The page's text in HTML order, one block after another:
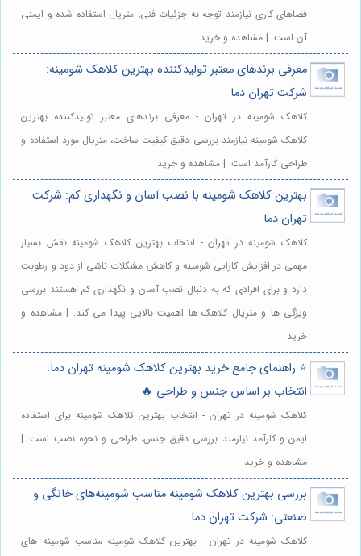
فضاهای کاری نیازمند توجه به جزئیات فنی، متریال استفاده شده و ایمنی
آن است. | مشاهده و خرید
معرفی برندهای معتبر تولیدکننده بهترین کلاهک شومینه:
شرکت تهران دما
کلاهک شومینه در تهران - معرفی برندهای معتبر تولیدکننده بهترین
کلاهک شومینه نیازمند بررسی دقیق کیفیت ساخت، متریال مورد استفاده و
طراحی کارآمد است. | مشاهده و خرید
بهترین کلاهک شومینه با نصب آسان و نگهداری کم: شرکت
تهران دما
کلاهک شومینه در تهران - انتخاب بهترین کلاهک شومینه نقش بسیار
مهمی در افزایش کارایی شومینه و کاهش مشکلات ناشی از دود و رطوبت
دارد و برای افرادی که به دنبال نصب آسان و نگهداری کم هستند بررسی
ویژگی ها و متریال کلاهک ها اهمیت بالایی پیدا می کند. | مشاهده و
خرید
⭐️ راهنمای جامع خرید بهترین کلاهک شومینه تهران دما:
انتخاب بر اساس جنس و طراحی 🔥
کلاهک شومینه در تهران - انتخاب بهترین کلاهک شومینه برای استفاده
ایمن و کارآمد نیازمند بررسی دقیق جنس، طراحی و نحوه نصب است. |
مشاهده و خرید
بررسی بهترین کلاهک شومینه مناسب شومینه‌های خانگی و
صنعتی: شرکت تهران دما
کلاهک شومینه در تهران - بهترین کلاهک شومینه مناسب شومینه های